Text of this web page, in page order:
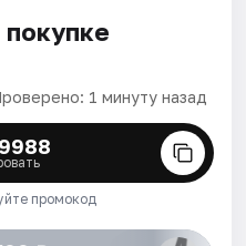
1 минуту назад
промокод